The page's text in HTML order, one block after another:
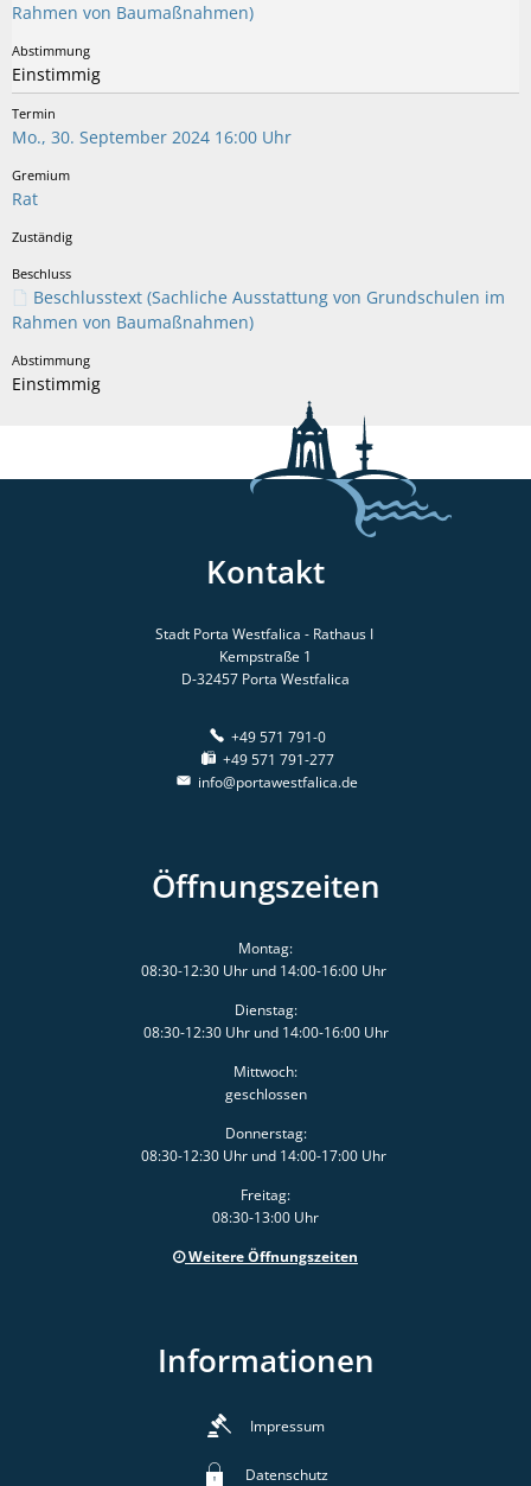
Rahmen von Baumaßnahmen)
Einstimmig
Mo., 30. September 2024 16:00 Uhr
Rat
Beschlusstext (Sachliche Ausstattung von Grundschulen im
Rahmen von Baumaßnahmen)
Einstimmig
Kontakt
Stadt Porta Westfalica - Rathaus I
Kempstraße 1
D-32457 Porta Westfalica
+49 571 791-0
+49 571 791-277
info@portawestfalica.de
Öffnungszeiten
Montag:
08:30-12:30 Uhr und 14:00-16:00 Uhr
Dienstag:
08:30-12:30 Uhr und 14:00-16:00 Uhr
Mittwoch:
geschlossen
Donnerstag:
08:30-12:30 Uhr und 14:00-17:00 Uhr
Freitag:
08:30-13:00 Uhr
Weitere Öffnungszeiten
Informationen
Impressum
Datenschutz